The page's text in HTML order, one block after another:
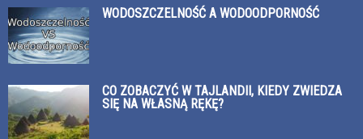
WODOSZCZELNOŚĆ A WODOODPORNOŚĆ
CO ZOBACZYĆ W TAJLANDII, KIEDY ZWIEDZA
SIĘ NA WŁASNĄ RĘKĘ?